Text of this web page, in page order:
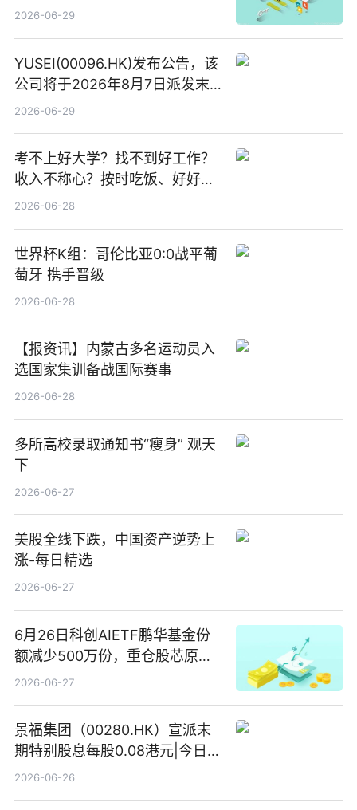
讯
2026-06-29
YUSEI(00096.HK)发布公告，该
公司将于2026年8月7日派发末
期股息每股人民币0.013元 每日
2026-06-29
考不上好大学？找不到好工作？
收入不称心？按时吃饭、好好睡
觉
2026-06-28
世界杯K组：哥伦比亚0:0战平葡
萄牙 携手晋级
2026-06-28
【报资讯】内蒙古多名运动员入
选国家集训备战国际赛事
2026-06-28
多所高校录取通知书“瘦身” 观天
下
2026-06-27
美股全线下跌，中国资产逆势上
涨-每日精选
2026-06-27
6月26日科创AIETF鹏华基金份
额减少500万份，重仓股芯原股
份、寒武纪、澜起科技 观速讯
2026-06-27
景福集团（00280.HK）宣派末
期特别股息每股0.08港元|今日快
看
2026-06-26